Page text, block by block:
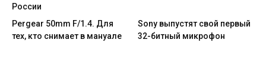
России
Pergear 50mm F/1.4. Для
тех, кто снимает в мануале
Sony выпустят свой первый
32-битный микрофон